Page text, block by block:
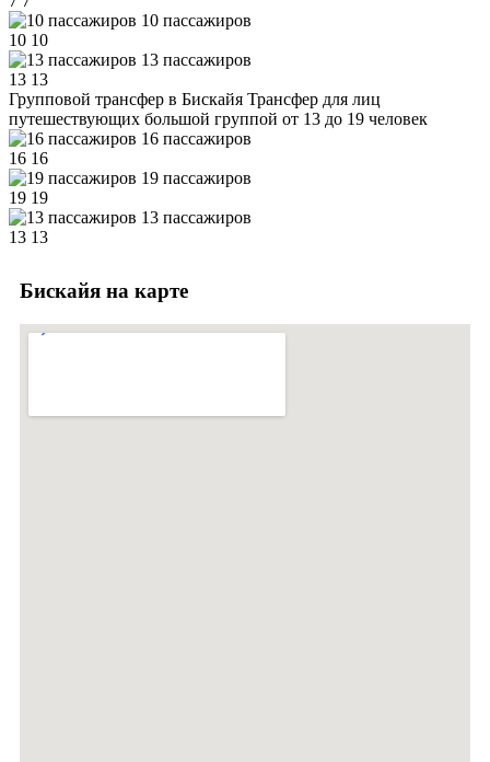
10 пассажиров
10 10
13 пассажиров
13 13
Групповой трансфер в Бискайя Трансфер для лиц
путешествующих большой группой от 13 до 19 человек
16 пассажиров
16 16
19 пассажиров
19 19
13 пассажиров
13 13
Бискайя на карте